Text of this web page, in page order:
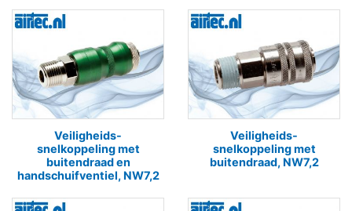
Veiligheids-
snelkoppeling met
buitendraad en
handschuifventiel, NW7,2
Veiligheids-
snelkoppeling met
buitendraad, NW7,2